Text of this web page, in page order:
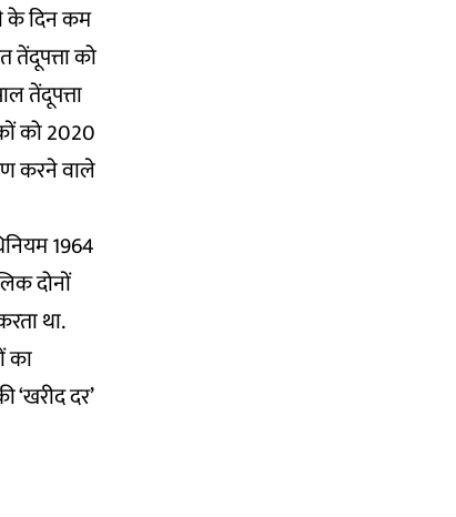
के दिन कम
तेंदूपत्ता को
तेंदूपत्ता
को 2020
करने वाले
1964
दोनों
था.
का
दर’